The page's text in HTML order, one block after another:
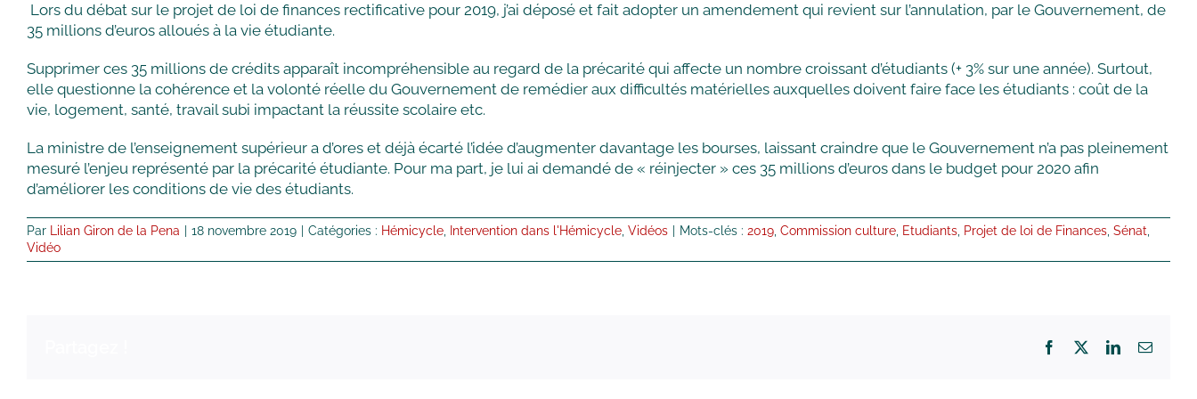
Lors du débat sur le projet de loi de finances rectificative pour 2019, j’ai déposé et fait adopter un amendement qui revient sur l’annulation, par le Gouvernement, de
35 millions d’euros alloués à la vie étudiante.
Supprimer ces 35 millions de crédits apparaît incompréhensible au regard de la précarité qui affecte un nombre croissant d’étudiants (+ 3% sur une année). Surtout,
elle questionne la cohérence et la volonté réelle du Gouvernement de remédier aux difficultés matérielles auxquelles doivent faire face les étudiants : coût de la
vie, logement, santé, travail subi impactant la réussite scolaire etc.
La ministre de l’enseignement supérieur a d’ores et déjà écarté l’idée d’augmenter davantage les bourses, laissant craindre que le Gouvernement n’a pas pleinement
mesuré l’enjeu représenté par la précarité étudiante. Pour ma part, je lui ai demandé de « réinjecter » ces 35 millions d’euros dans le budget pour 2020 afin
d’améliorer les conditions de vie des étudiants.
Par Lilian Giron de la Pena 18 novembre 2019 Catégories : Hémicycle Intervention dans l'Hémicycle Vidéos Mots-clés : 2019 Commission culture Etudiants Projet de loi de Finances Sénat
Vidéo
Facebook LinkedInEmail